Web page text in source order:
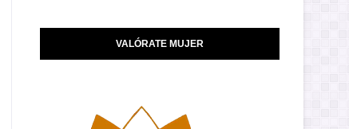
VALÓRATE MUJER